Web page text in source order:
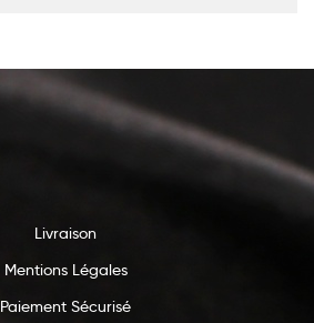
Livraison
Mentions Légales
Paiement Sécurisé